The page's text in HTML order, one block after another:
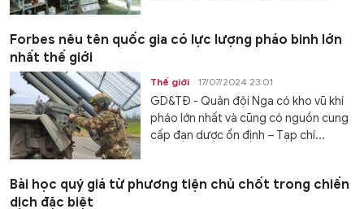
Forbes nêu tên quốc gia có lực lượng pháo binh lớn
nhất thế giới
Thế giới 17/07/2024 23:01
GD&TĐ - Quân đội Nga có kho vũ khí
pháo lớn nhất và cũng có nguồn cung
cấp đạn dược ổn định – Tạp chí...
Bài học quý giá từ phương tiện chủ chốt trong chiến
dịch đặc biệt